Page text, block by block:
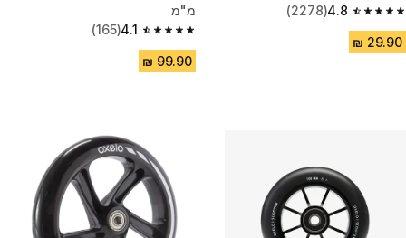
4.8
4.8 out of 5 stars from 2278 reviews
(2278)
מ"מ
4.1
4.1 out of 5 stars from 165 reviews
(165)